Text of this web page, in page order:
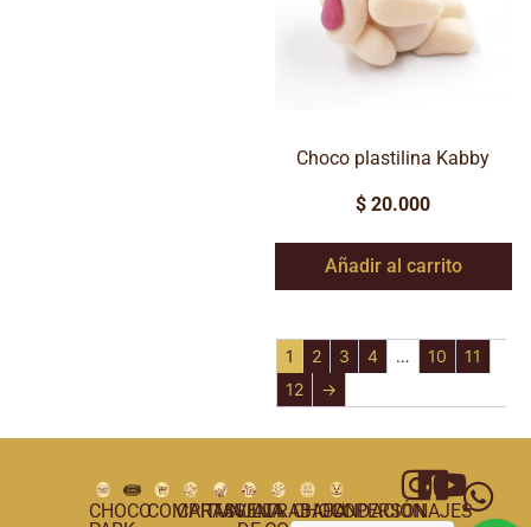
Choco plastilina Kabby
$ 20.000
Añadir al carrito
1 2 3 4 … 10
11
12
→
CHOCOCOMPRAS
CARTAGENA
TUNJA
VILLATRABAJA
CHOCOPERSONAJES
FUNDACIÓN